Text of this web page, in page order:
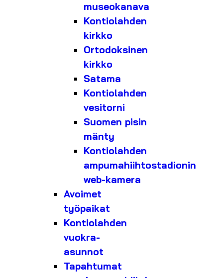
museokanava
Kontiolahden
kirkko
Ortodoksinen
kirkko
Satama
Kontiolahden
vesitorni
Suomen pisin
mänty
Kontiolahden
ampumahiihtostadionin
web-kamera
Avoimet
työpaikat
Kontiolahden
vuokra-
asunnot
Tapahtumat